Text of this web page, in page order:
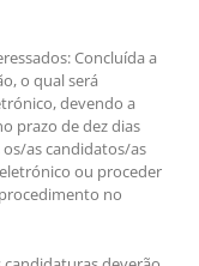
Concluída a
o qual será
devendo a
prazo de dez dias
as candidatos/as
ou proceder
no